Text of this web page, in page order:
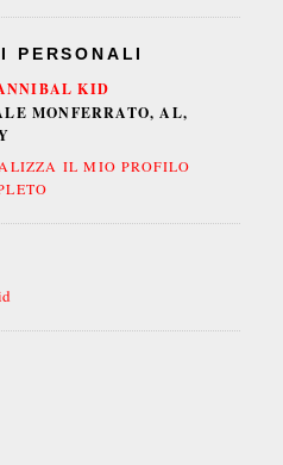
PERSONALI
KID
MONFERRATO, AL,
IL MIO PROFILO